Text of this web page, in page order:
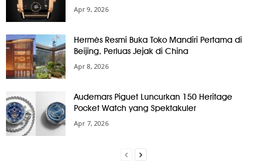
Apr 9, 2026
Hermès Resmi Buka Toko Mandiri Pertama di
Beijing, Perluas Jejak di China
Apr 8, 2026
Audemars Piguet Luncurkan 150 Heritage
Pocket Watch yang Spektakuler
Apr 7, 2026